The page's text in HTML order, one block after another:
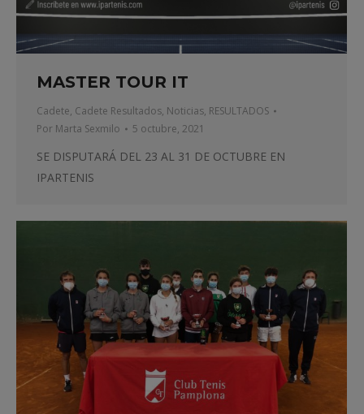
MASTER TOUR IT
Cadete, Cadete Resultados, Noticias, RESULTADOS
Por Marta Sexmilo 5 octubre, 2021
SE DISPUTARÁ DEL 23 AL 31 DE OCTUBRE EN
IPARTENIS